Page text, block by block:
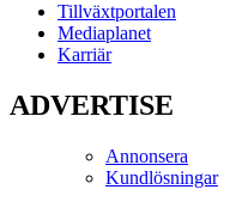
Tillväxtportalen
Mediaplanet
Karriär
ADVERTISE
Annonsera
Kundlösningar